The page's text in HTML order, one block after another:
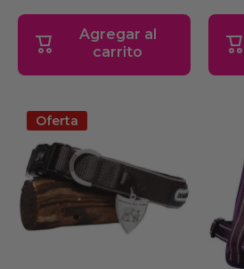
Agregar al
carrito
Oferta